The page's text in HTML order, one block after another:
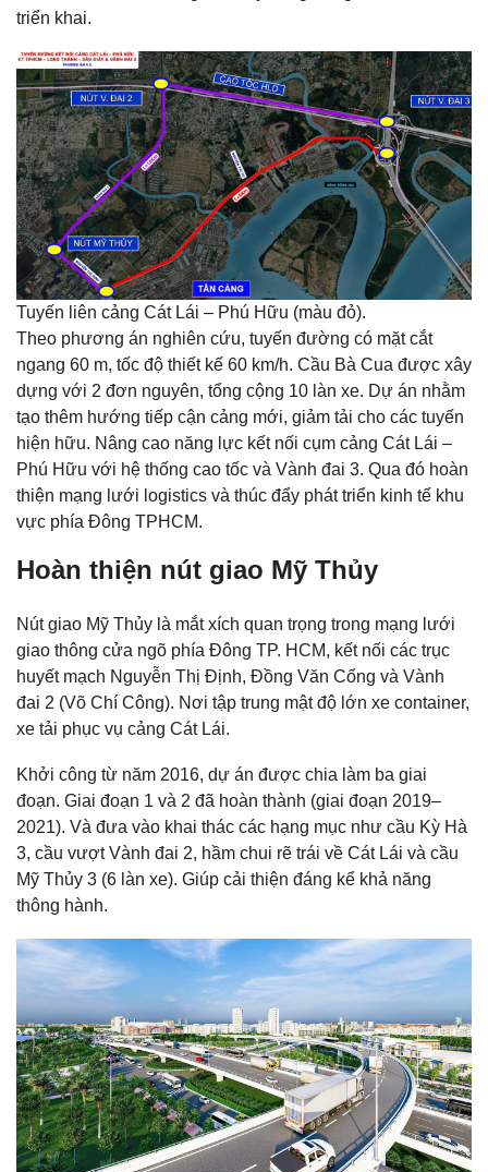
triển khai.
Tuyến liên cảng Cát Lái – Phú Hữu (màu đỏ).
Theo phương án nghiên cứu, tuyến đường có mặt cắt
ngang 60 m, tốc độ thiết kế 60 km/h. Cầu Bà Cua được xây
dựng với 2 đơn nguyên, tổng cộng 10 làn xe. Dự án nhằm
tạo thêm hướng tiếp cận cảng mới, giảm tải cho các tuyến
hiện hữu. Nâng cao năng lực kết nối cụm cảng Cát Lái –
Phú Hữu với hệ thống cao tốc và Vành đai 3. Qua đó hoàn
thiện mạng lưới logistics và thúc đẩy phát triển kinh tế khu
vực phía Đông TPHCM.
Hoàn thiện nút giao Mỹ Thủy
Nút giao Mỹ Thủy là mắt xích quan trọng trong mạng lưới
giao thông cửa ngõ phía Đông TP. HCM, kết nối các trục
huyết mạch Nguyễn Thị Định, Đồng Văn Cống và Vành
đai 2 (Võ Chí Công). Nơi tập trung mật độ lớn xe container,
xe tải phục vụ cảng Cát Lái.
Khởi công từ năm 2016, dự án được chia làm ba giai
đoạn. Giai đoạn 1 và 2 đã hoàn thành (giai đoạn 2019–
2021). Và đưa vào khai thác các hạng mục như cầu Kỳ Hà
3, cầu vượt Vành đai 2, hầm chui rẽ trái về Cát Lái và cầu
Mỹ Thủy 3 (6 làn xe). Giúp cải thiện đáng kể khả năng
thông hành.